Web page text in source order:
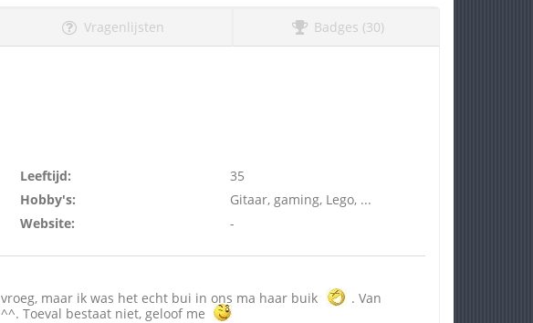
Vragenlijsten Badges (30)
Leeftijd:
35
Hobby's:
Gitaar, gaming, Lego, ...
Website:
-
maar ik was het echt bui in ons ma haar buik
. Van
Toeval bestaat niet, geloof me